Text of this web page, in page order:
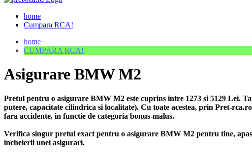
home
Cumpara RCA!
home
CUMPARA RCA!
Asigurare BMW M2
Pretul pentru o asigurare BMW M2 este cuprins intre 1273 si 5129 Lei.
putere, capacitate cilindrica si localitate). Cu toate acestea, prin Pret-
fara accidente, in functie de categoria bonus-malus.
Verifica singur pretul exact pentru o asigurare BMW M2 pentru tine,
incheierii unei asigurari.